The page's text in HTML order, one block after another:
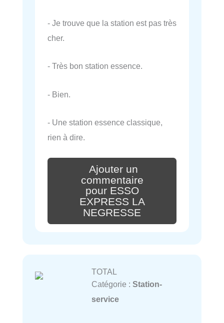
- Je trouve que la station est pas très
cher.
- Très bon station essence.
- Bien.
- Une station essence classique,
rien à dire.
Ajouter un
commentaire
pour ESSO
EXPRESS LA
NEGRESSE
TOTAL
Catégorie : Station-
service